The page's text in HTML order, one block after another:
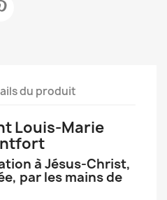
du produit
Louis-Marie
à Jésus-Christ,
par les mains de